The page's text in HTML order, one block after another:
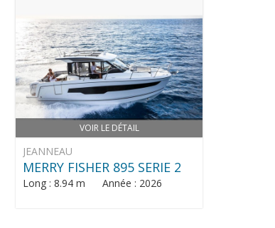
VOIR LE DÉTAIL
JEANNEAU
MERRY FISHER 895 SERIE 2
Long : 8.94 m Année : 2026